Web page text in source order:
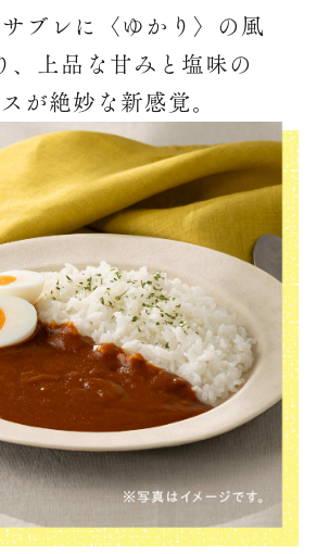
ブレに〈ゆかり〉の風
、上品な甘みと塩味の
が絶妙な新感覚。